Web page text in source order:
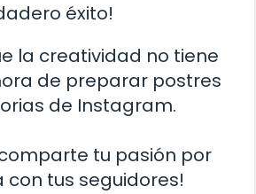
éxito!
la creatividad no tiene
de preparar postres
de Instagram.
tu pasión por
tus seguidores!